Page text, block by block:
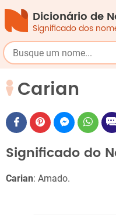
Dicionário de
Significado dos
Carian
Significado do
Carian: Amado.